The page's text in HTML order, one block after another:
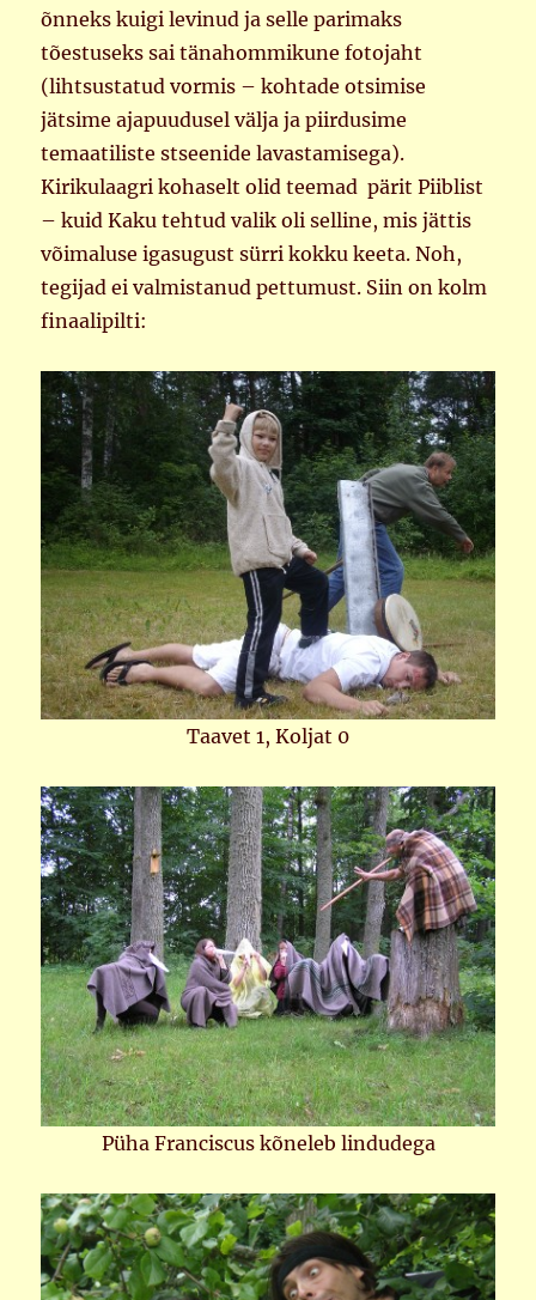
õnneks kuigi levinud ja selle parimaks
tõestuseks sai tänahommikune fotojaht
(lihtsustatud vormis – kohtade otsimise
jätsime ajapuudusel välja ja piirdusime
temaatiliste stseenide lavastamisega).
Kirikulaagri kohaselt olid teemad pärit Piiblist
– kuid Kaku tehtud valik oli selline, mis jättis
võimaluse igasugust sürri kokku keeta. Noh,
tegijad ei valmistanud pettumust. Siin on kolm
finaalipilti:
Taavet 1, Koljat 0
Püha Franciscus kõneleb lindudega